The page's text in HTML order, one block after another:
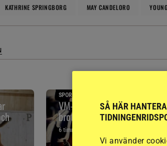
KATHRINE SPRINGBORG MAY CANDELORO
SPORTNYTT
VM-publik kan rapportera
brott mot hästvälfärd
6 timmar
SÅ HÄR
Vi använder